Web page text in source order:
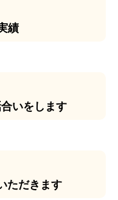
績
いをします
ただきます